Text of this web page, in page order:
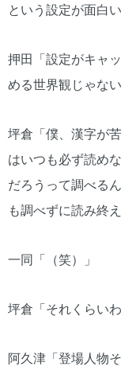
という設定が面白
押田「設定がキャ
める世界観じゃな
坪倉「僕、漢字が
はいつも必ず読め
だろうって調べる
も調べずに読み終
一同「（笑）」
坪倉「それくらい
阿久津「登場人物